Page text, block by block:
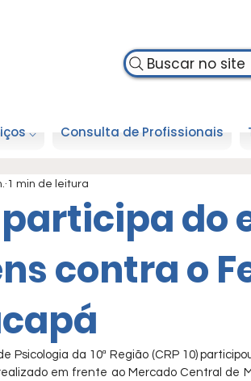
Buscar no site
⌵ Consulta de Profissionais
participa do
contra o
1 min de leitura
Psicologia da 10ª Região (CRP 10)
em frente ao Mercado Central de